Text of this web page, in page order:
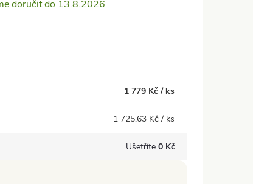
13.8.2026
1 779 Kč/ ks
1 725,63 Kč/ ks
Ušetříte 0 Kč